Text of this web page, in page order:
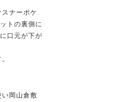
ナーポケ
トの裏側に
口元が下が
岡山倉敷